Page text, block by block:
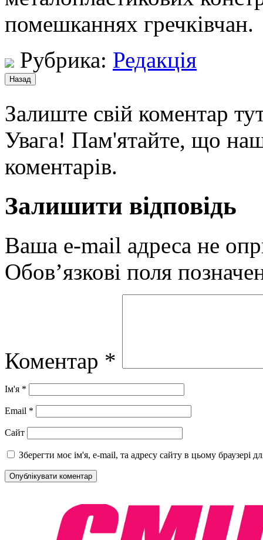
помешканнях гречківчан.
Рубрика: Редакція
Залиште свій коментар
Увага! Пам'ятайте, що
коментарів.
Залишити відповідь
Ваша e-mail адреса не
Обов’язкові поля
Коментар *
Ім'я *
Email *
Сайт
Зберегти моє ім'я, e-mail, та адресу сайту в цьому браузері